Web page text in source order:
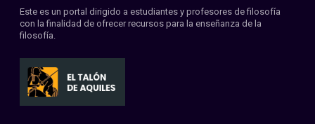
Convenios
Este es un portal dirigido a estudiantes y profesores de filosofía
con la finalidad de ofrecer recursos para la enseñanza de la
filosofía.